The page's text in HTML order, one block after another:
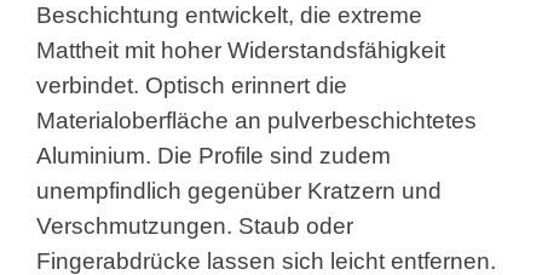
Beschichtung entwickelt, die extreme
Mattheit mit hoher Widerstandsfähigkeit
verbindet. Optisch erinnert die
Materialoberfläche an pulverbeschichtetes
Aluminium. Die Profile sind zudem
unempfindlich gegenüber Kratzern und
Verschmutzungen. Staub oder
Fingerabdrücke lassen sich leicht entfernen.